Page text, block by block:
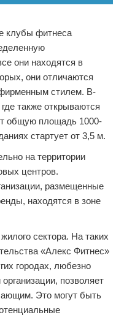
клубы фитнеса
они находятся в
они отличаются
стилем. В-
также открываются
общую площадь 1000-
стартует от 3,5 м.
на территории
центров.
размещенные
находятся в зоне
сектора. На таких
«Алекс Фитнес»
городах, любезно
позволяет
Это могут быть